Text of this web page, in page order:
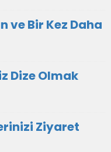
ve Bir Kez Daha
Dize Olmak
Ziyaret